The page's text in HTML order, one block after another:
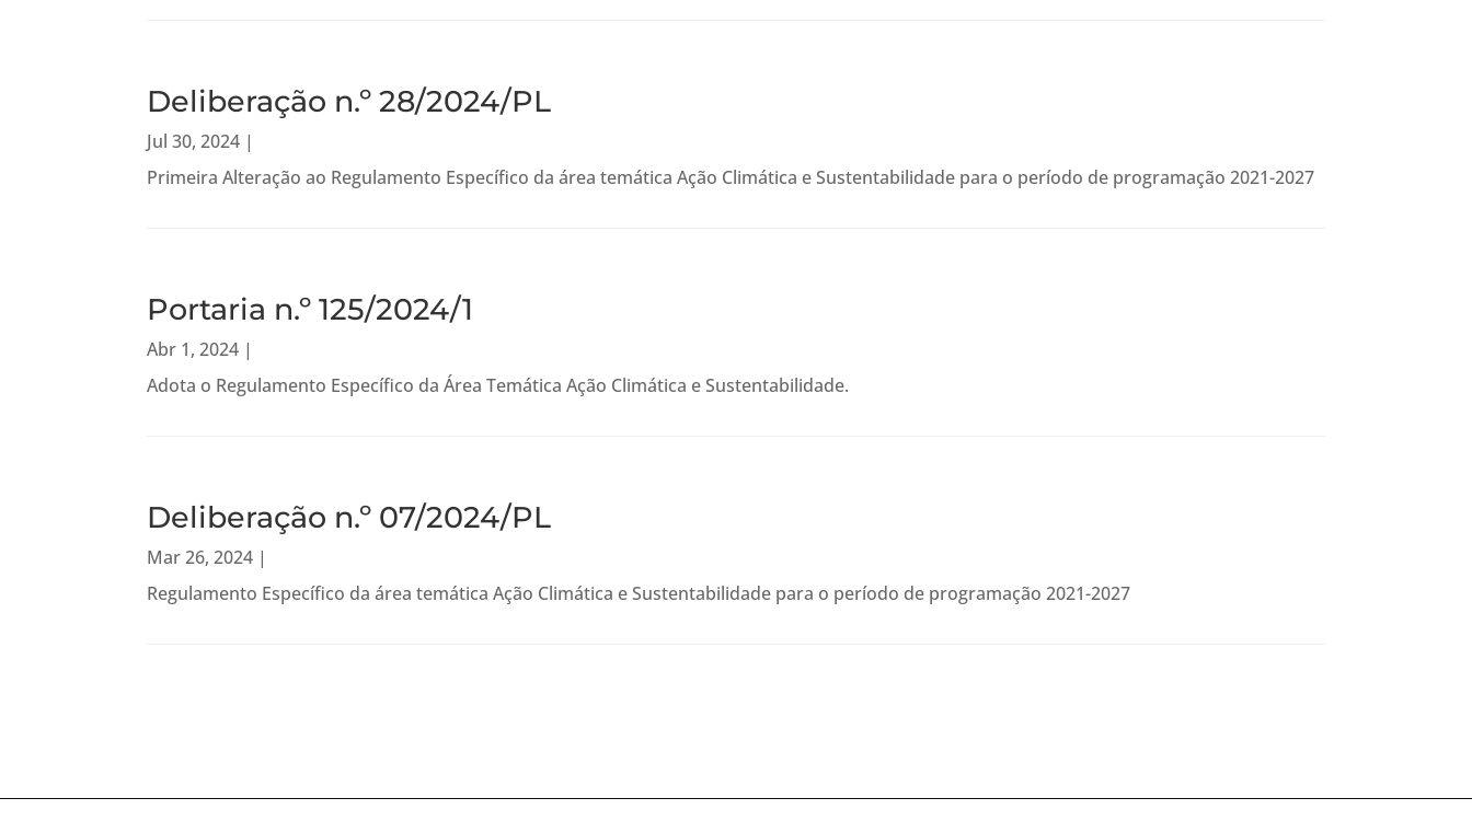
Deliberação n.º 28/2024/PL
Jul 30, 2024 |
Primeira Alteração ao Regulamento Específico da área temática Ação Climática e Sustentabilidade para o período de programação 2021-2027
Portaria n.º 125/2024/1
Abr 1, 2024 |
Adota o Regulamento Específico da Área Temática Ação Climática e Sustentabilidade.
Deliberação n.º 07/2024/PL
Mar 26, 2024 |
Regulamento Específico da área temática Ação Climática e Sustentabilidade para o período de programação 2021-2027